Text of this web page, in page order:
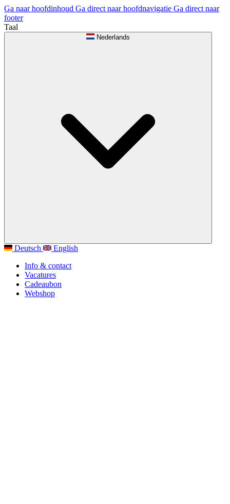
Ga naar hoofdinhoud Ga direct naar hoofdnavigatie Ga direct naar
footer
Taal
Nederlands
Deutsch
English
Info & contact
Vacatures
Cadeaubon
Webshop